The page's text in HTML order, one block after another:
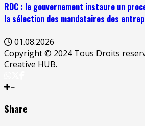
RDC : le gouvernement instaure un
la sélection des mandataires des
01.08.2026
Copyright © 2024 Tous Droits
Creative HUB.
Share